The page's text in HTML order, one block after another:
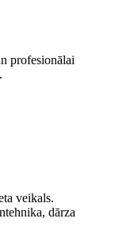
profesionālai
veikals.
dārza